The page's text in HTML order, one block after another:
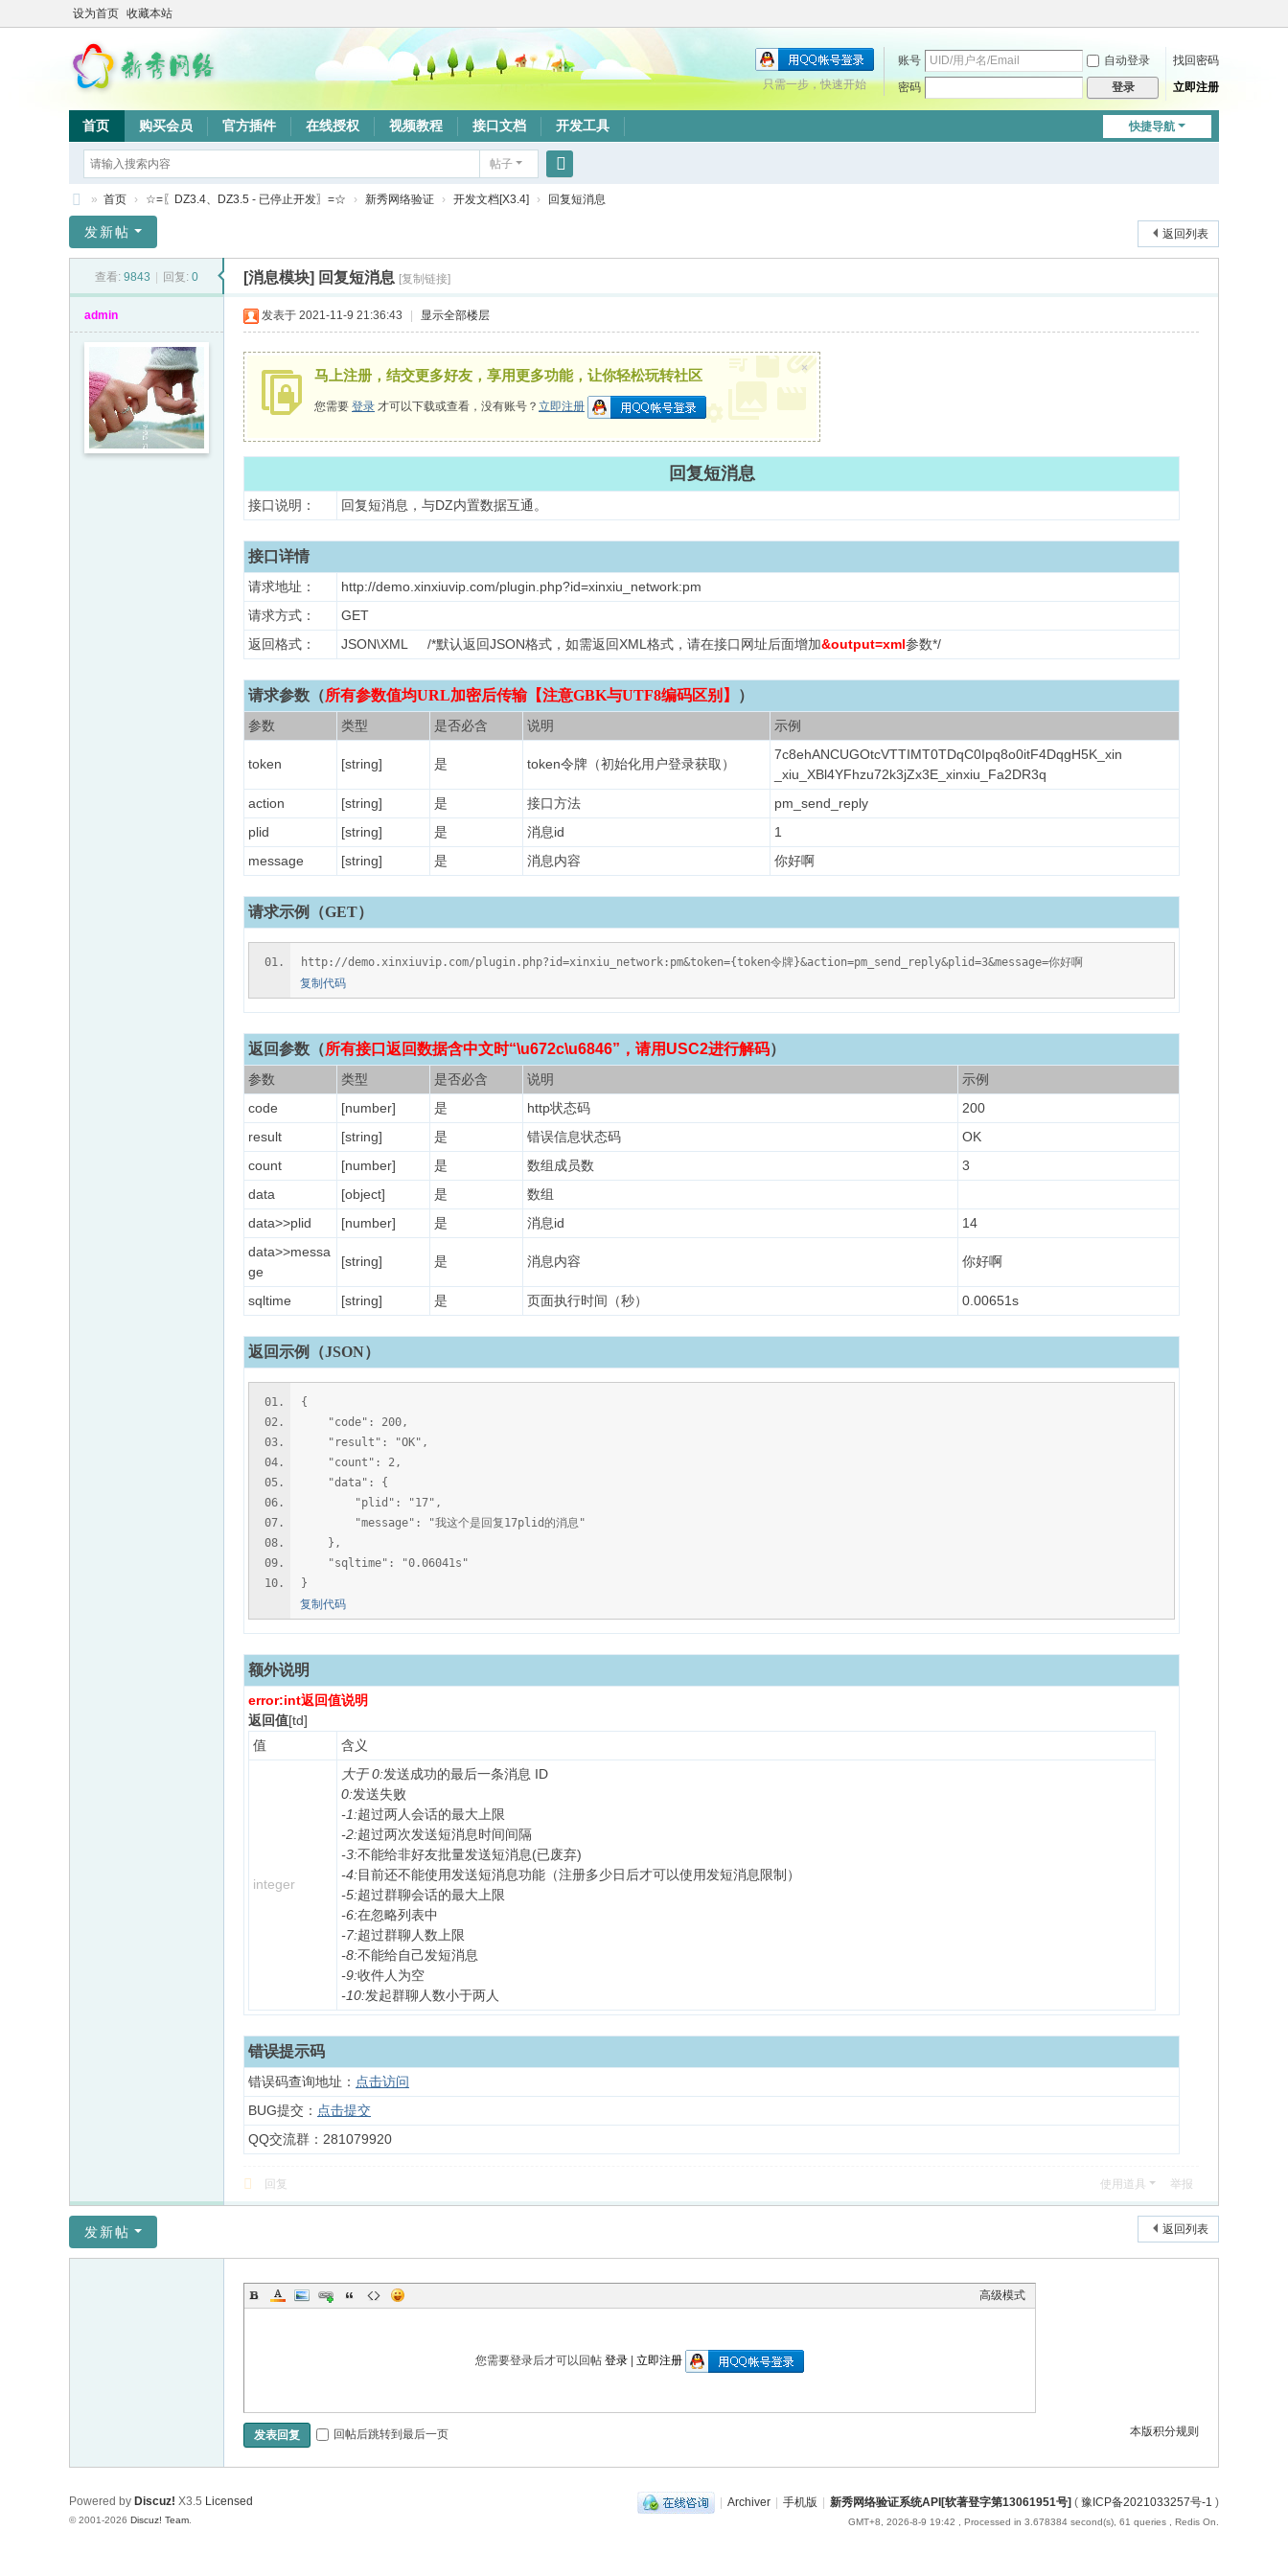
设为首页 收藏本站
账号 自动登录
找回密码
密码
登录 立即注册
只需一步，快速开始
快捷导航
首页 购买会员 官方插件 在线授权 视频教程 接口文档 开发工具
帖子
搜
秀
» 首页 › ☆=〖DZ3.4、DZ3.5 - 已停止开发〗=☆ › 新秀网络验证 › 开发文档[X3.4] › 回复短消息
返回列表
发新帖
查看: 9843 回复: 0 [消息模块] 回复短消息 [复制链接]
admin 发表于 2021-11-9 21:36:43 显示全部楼层
马上注册，结交更多好友，享用更多功能，让你轻松玩转社区
您需要 登录 才可以下载或查看，没有账号？ 立即注册
×
回复短消息
接口说明： 回复短消息，与DZ内置数据互通。
接口详情
请求地址：
http://demo.xinxiuvip.com/plugin.php?id=xinxiu_network:pm
请求方式：
GET
返回格式：
JSON\XML /*默认返回JSON格式，如需返回XML格式，请在接口网址后面增加&output=xml参数*/
请求参数（所有参数值均URL加密后传输【注意GBK与UTF8编码区别】 ）
参数 类型 是否必含 说明 示例
token [string] 是 token令牌（初始化用户登录获取）
7c8ehANCUGOtcVTTIMT0TDqC0Ipq8o0itF4DqgH5K_xin
_xiu_XBl4YFhzu72k3jZx3E_xinxiu_Fa2DR3q
action
[string] 是 接口方法
pm_send_reply
plid
[string] 是 消息id
1
message
[string] 是 消息内容 你好啊
请求示例（GET）
http://demo.xinxiuvip.com/plugin.php?id=xinxiu_network:pm&token={token令牌}&action=pm_send_reply&plid=3&message=你好啊
复制代码
返回参数 （所有接口返回数据含中文时“\u672c\u6846”，请用USC2进行解码）
参数 类型 是否必含 说明
示例
code
[number] 是 http状态码
200
result
[string] 是 错误信息状态码
OK
count
[number] 是 数组成员数
3
data
[object] 是
数组
data>>plid
[number] 是 消息id
14
data>>messa
ge
[string] 是 消息内容 你好啊
sqltime [string] 是 页面执行时间（秒） 0.00651s
返回示例（JSON）
{
"code": 200,
"result": "OK",
"count": 2,
"data": {
"plid": "17",
"message": "我这个是回复17plid的消息"
},
"sqltime": "0.06041s"
}
复制代码
额外说明
error:int返回值说明
返回值[td]
值
含义
integer
大于 0:发送成功的最后一条消息 ID
0:发送失败
-1:超过两人会话的最大上限
-2:超过两次发送短消息时间间隔
-3:不能给非好友批量发送短消息(已废弃)
-4:目前还不能使用发送短消息功能（注册多少日后才可以使用发短消息限制）
-5:超过群聊会话的最大上限
-6:在忽略列表中
-7:超过群聊人数上限
-8:不能给自己发短消息
-9:收件人为空
-10:发起群聊人数小于两人
错误提示码
错误码查询地址： 点击访问
BUG提交： 点击提交
QQ交流群：281079920
回复 使用道具 举报
返回列表
发新帖
高级模式
您需要登录后才可以回帖 登录 立即注册
本版积分规则
发表回复 回帖后跳转到最后一页
| Archiver | 手机版 | 新秀网络验证系统API[软著登字第13061951号] ( 豫ICP备2021033257号-1 )
GMT+8, 2026-8-9 19:42 , Processed in 3.678384 second(s), 61 queries , Redis On.
Powered by Discuz! X3.5 Licensed
© 2001-2026 Discuz! Team